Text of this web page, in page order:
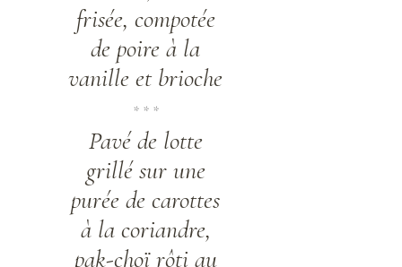
frisée, compotée
de poire à la
vanille et brioche
* * *
Pavé de lotte
grillé sur une
purée de carottes
à la coriandre,
pak-choï rôti au